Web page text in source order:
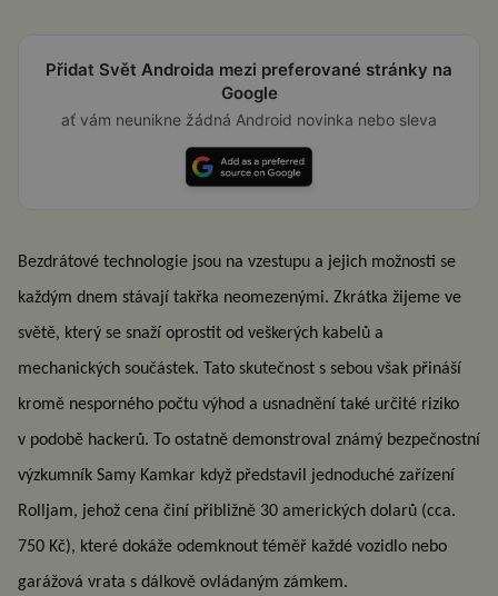
Přidat Svět Androida mezi preferované stránky na
Google
ať vám neunikne žádná Android novinka nebo sleva
Bezdrátové technologie jsou na vzestupu a jejich možnosti se
každým dnem stávají takřka neomezenými. Zkrátka žijeme ve
světě, který se snaží oprostit od veškerých kabelů a
mechanických součástek. Tato skutečnost s sebou však přináší
kromě nesporného počtu výhod a usnadnění také určité riziko
v podobě hackerů. To ostatně demonstroval známý bezpečnostní
výzkumník Samy Kamkar když představil jednoduché zařízení
Rolljam, jehož cena činí přibližně 30 amerických dolarů (cca.
750 Kč), které dokáže odemknout téměř každé vozidlo nebo
garážová vrata s dálkově ovládaným zámkem.